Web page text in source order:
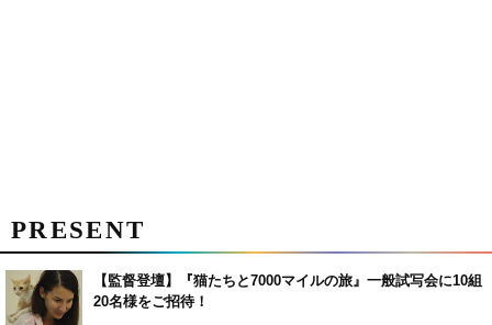
PRESENT
【監督登壇】『猫たちと7000マイルの旅』一般試写会に10組
20名様をご招待！